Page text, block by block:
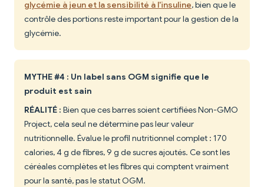
glycémie à jeun et la sensibilité à l'insuline, bien que le
contrôle des portions reste important pour la gestion de la
glycémie.
MYTHE #4 : Un label sans OGM signifie que le
produit est sain
RÉALITÉ : Bien que ces barres soient certifiées Non-GMO
Project, cela seul ne détermine pas leur valeur
nutritionnelle. Évalue le profil nutritionnel complet : 170
calories, 4 g de fibres, 9 g de sucres ajoutés. Ce sont les
céréales complètes et les fibres qui comptent vraiment
pour la santé, pas le statut OGM.